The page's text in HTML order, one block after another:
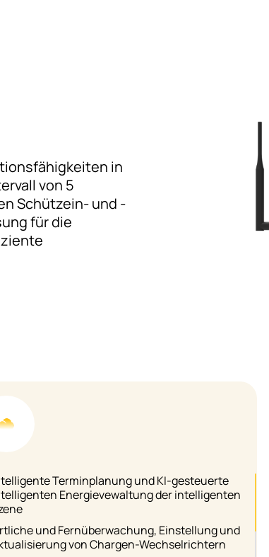
in
von 5
Schützein- und -
für die
Terminplanung und KI-gesteuerte
Energievewaltung der intelligenten
und Fernüberwachung, Einstellung und
von Chargen-Wechselrichtern